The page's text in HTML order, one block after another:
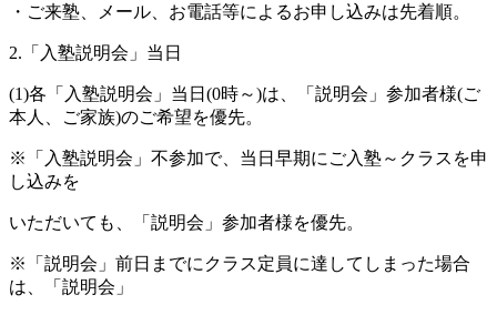
・ご来塾、メール、お電話等によるお申し込みは先着順。
2.「入塾説明会」当日
(1)各「入塾説明会」当日(0時～)は、「説明会」参加者様(ご
本人、ご家族)のご希望を優先。
※「入塾説明会」不参加で、当日早期にご入塾～クラスを申
し込みを
いただいても、「説明会」参加者様を優先。
※「説明会」前日までにクラス定員に達してしまった場合
は、「説明会」